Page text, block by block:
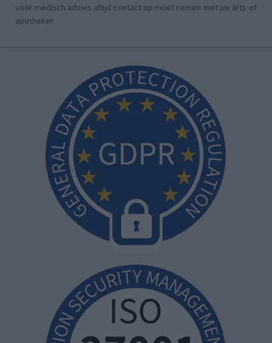
voor medisch advies altijd contact op moet nemen met uw arts of
apotheker.